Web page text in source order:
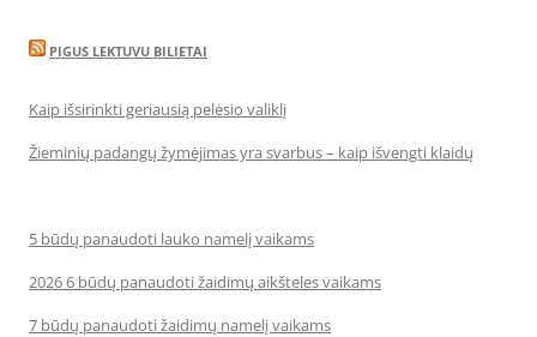
PIGUS LEKTUVU BILIETAI
Kaip išsirinkti geriausią pelėsio valiklį
Žieminių padangų žymėjimas yra svarbus – kaip išvengti klaidų
5 būdų panaudoti lauko namelį vaikams
2026 6 būdų panaudoti žaidimų aikšteles vaikams
7 būdų panaudoti žaidimų namelį vaikams